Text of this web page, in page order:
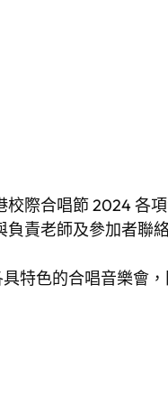
校際合唱節 2024 各
負責老師及參加者聯
特色的合唱音樂會